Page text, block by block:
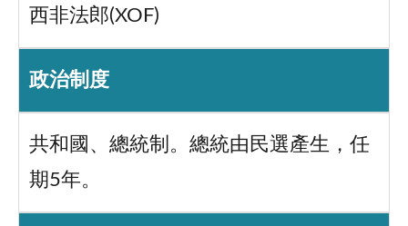
西非法郎(XOF)
政治制度
共和國、總統制。總統由民選產生，任
期5年。